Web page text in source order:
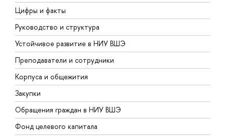
Цифры и факты
Руководство и структура
Устойчивое развитие в НИУ ВШЭ
Преподаватели и сотрудники
Корпуса и общежития
Закупки
Обращения граждан в НИУ ВШЭ
Фонд целевого капитала